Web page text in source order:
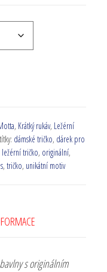
, Krátký rukáv, Ležérní
dámské tričko, dárek pro
ležérní tričko, originální,
, tričko, unikátní motiv
s originálním